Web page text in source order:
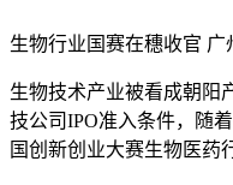
生物行业国赛在穗收官 广
生物技术产业被看成朝阳
技公司IPO准入条件，随
国创新创业大赛生物医药